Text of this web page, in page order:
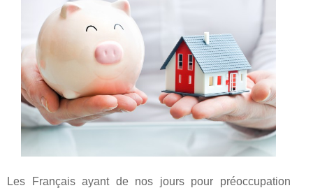
Les Français ayant de nos jours pour préoccupation